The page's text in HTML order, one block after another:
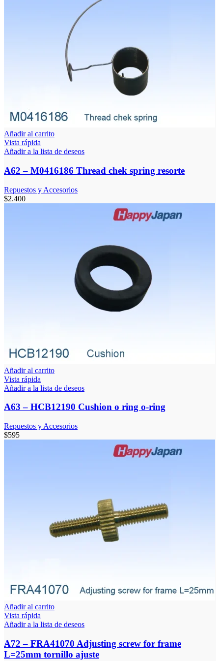
Añadir al carrito
Vista rápida
Añadir a la lista de deseos
A62 – M0416186 Thread chek spring resorte
Repuestos y Accesorios
$2.400
Añadir al carrito
Vista rápida
Añadir a la lista de deseos
A63 – HCB12190 Cushion o ring o-ring
Repuestos y Accesorios
$595
Añadir al carrito
Vista rápida
Añadir a la lista de deseos
A72 – FRA41070 Adjusting screw for frame
L=25mm tornillo ajuste